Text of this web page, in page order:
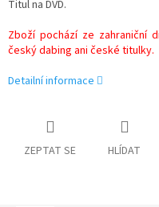
Titul na DVD.
Zboží pochází ze zahraniční
český dabing ani české titulky.
Detailní informace
ZEPTAT SE HLÍDAT